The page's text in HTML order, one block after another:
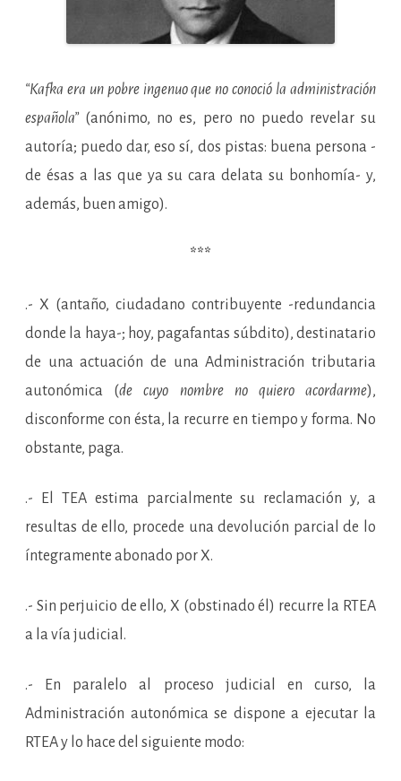
“Kafka era un pobre ingenuo que no conoció la administración
española”(anónimo, no es, pero no puedo revelar su
autoría; puedo dar, eso sí, dos pistas: buena persona -
de ésas a las que ya su cara delata su bonhomía- y,
además, buen amigo).
***
.- X (antaño, ciudadano contribuyente -redundancia
donde la haya-; hoy, pagafantas súbdito), destinatario
de una actuación de una Administración tributaria
autonómica (de cuyo nombre no quiero acordarme),
disconforme con ésta, la recurre en tiempo y forma. No
obstante, paga.
.- El TEA estima parcialmente su reclamación y, a
resultas de ello, procede una devolución parcial de lo
íntegramente abonado por X.
.- Sin perjuicio de ello, X (obstinado él) recurre la RTEA
a la vía judicial.
.- En paralelo al proceso judicial en curso, la
Administración autonómica se dispone a ejecutar la
RTEA y lo hace del siguiente modo: